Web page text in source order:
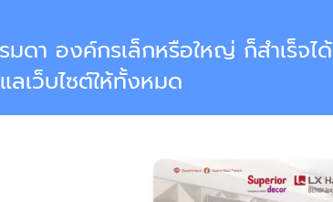
มดา องค์กรเล็กหรือใหญ่ ก็สำเร็จได้
เว็บไซต์ให้ทั้งหมด